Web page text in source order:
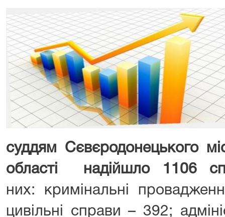
суддям Сєвєродонецького
області надійшло 1106
них: кримінальні
цивільні справи – 392;